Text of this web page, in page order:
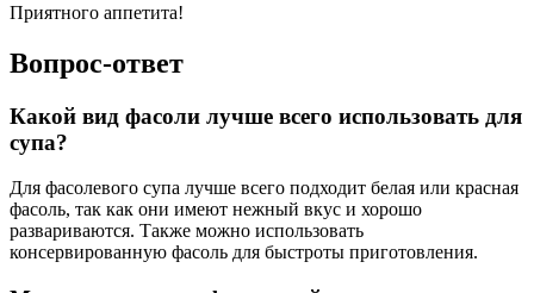
Приятного аппетита!
Вопрос-ответ
Какой вид фасоли лучше всего использовать для
супа?
Для фасолевого супа лучше всего подходит белая или красная
фасоль, так как они имеют нежный вкус и хорошо
развариваются. Также можно использовать
консервированную фасоль для быстроты приготовления.